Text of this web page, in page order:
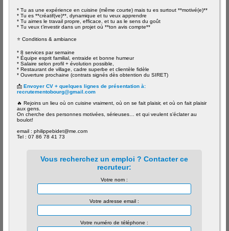
* Tu as une expérience en cuisine (même courte) mais tu es surtout **motivé(e)**
* Tu es **créatif(ve)**, dynamique et tu veux apprendre
* Tu aimes le travail propre, efficace, et tu as le sens du goût
* Tu veux t’investir dans un projet où **ton avis compte**
⭐ Conditions & ambiance
* 8 services par semaine
* Équipe esprit familial, entraide et bonne humeur
* Salaire selon profil + évolution possible,
* Restaurant de village, cadre superbe et clientèle fidèle
* Ouverture prochaine (contrats signés dès obtention du SIRET)
📩Envoyer CV + quelques lignes de présentation à:
recrutementobourg@gmail.com
🔥 Rejoins un lieu où on cuisine vraiment, où on se fait plaisir, et où on fait plaisir
aux gens.
On cherche des personnes motivées, sérieuses… et qui veulent s’éclater au
boulot!
email : philippebidet@me.com
Tel : 07 86 78 41 73
Vous recherchez un emploi ? Contacter ce
recruteur:
Votre nom :
Votre adresse email :
Votre numéro de téléphone :